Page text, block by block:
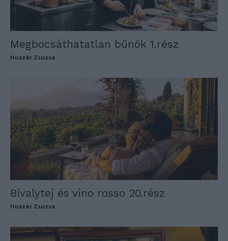
Megbocsáthatatlan bűnök 1.rész
Huszár Zsuzsa
Bivalytej és vino rosso 20.rész
Huszár Zsuzsa